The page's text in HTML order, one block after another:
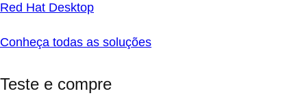
Red Hat Desktop
Conheça todas as soluções
Teste e compre